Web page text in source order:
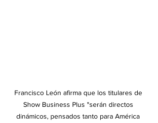
Francisco León afirma que los titulares de
Show Business Plus "serán directos
dinámicos, pensados tanto para América